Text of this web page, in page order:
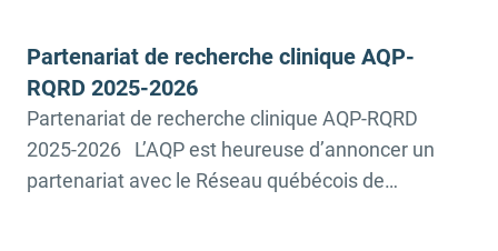
Partenariat de recherche clinique AQP-
RQRD 2025-2026
Partenariat de recherche clinique AQP-RQRD
2025-2026 L’AQP est heureuse d’annoncer un
partenariat avec le Réseau québécois de